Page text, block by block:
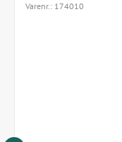
Varenr.: 174010